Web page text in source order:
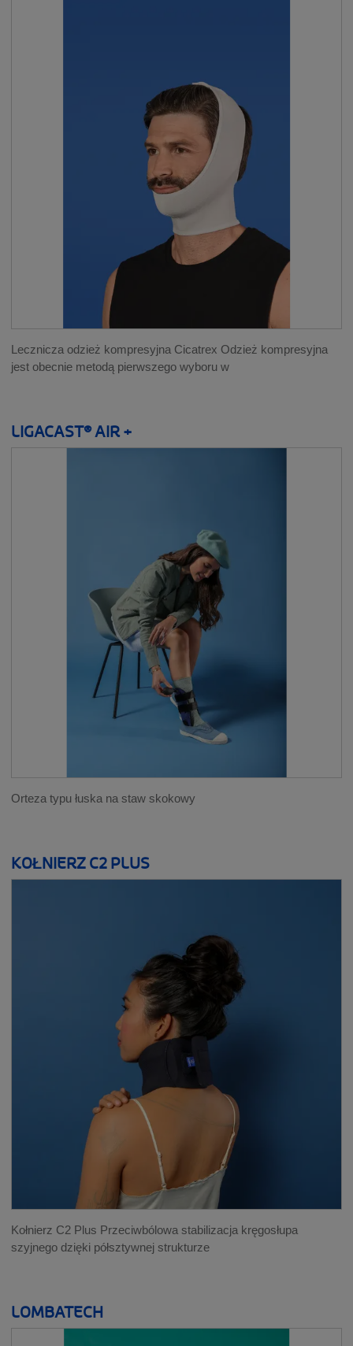
Lecznicza odzież kompresyjna Cicatrex Odzież kompresyjna
jest obecnie metodą pierwszego wyboru w
LIGACAST® AIR +
Orteza typu łuska na staw skokowy
KOŁNIERZ C2 PLUS
Kołnierz C2 Plus Przeciwbólowa stabilizacja kręgosłupa
szyjnego dzięki półsztywnej strukturze
LOMBATECH